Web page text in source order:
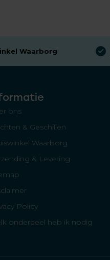
Waarborg
ons
& Geschillen
Waarborg
& Levering
Policy
onderdeel heb ik nodig